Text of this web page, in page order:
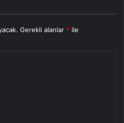
Gerekli alanlar * ile